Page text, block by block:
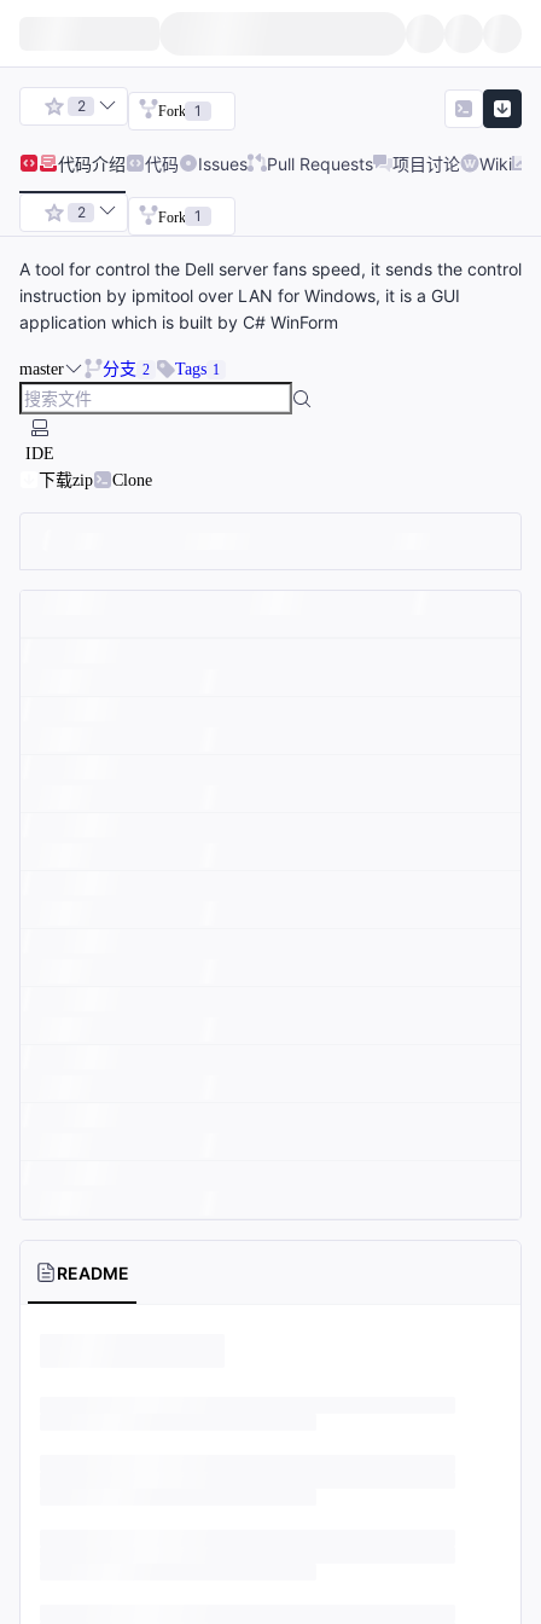
2 Fork 1
代码介绍 代码 Issues Pull Requests 项目讨论 Wiki
2 Fork 1
A tool for control the Dell server fans speed, it sends the control
instruction by ipmitool over LAN for Windows, it is a GUI
application which is built by C# WinForm
master 分支 2 Tags 1
IDE
下载zip
Clone
README